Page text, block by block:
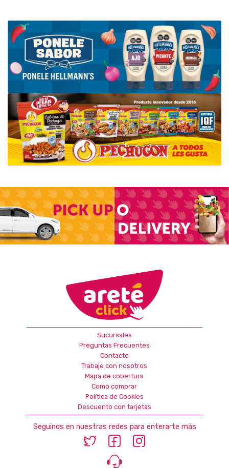
Sucursales
Preguntas Frecuentes
Contacto
Trabaje con nosotros
Mapa de cobertura
Como comprar
Política de Cookies
Descuento con tarjetas
Seguinos en nuestras redes para enterarte más